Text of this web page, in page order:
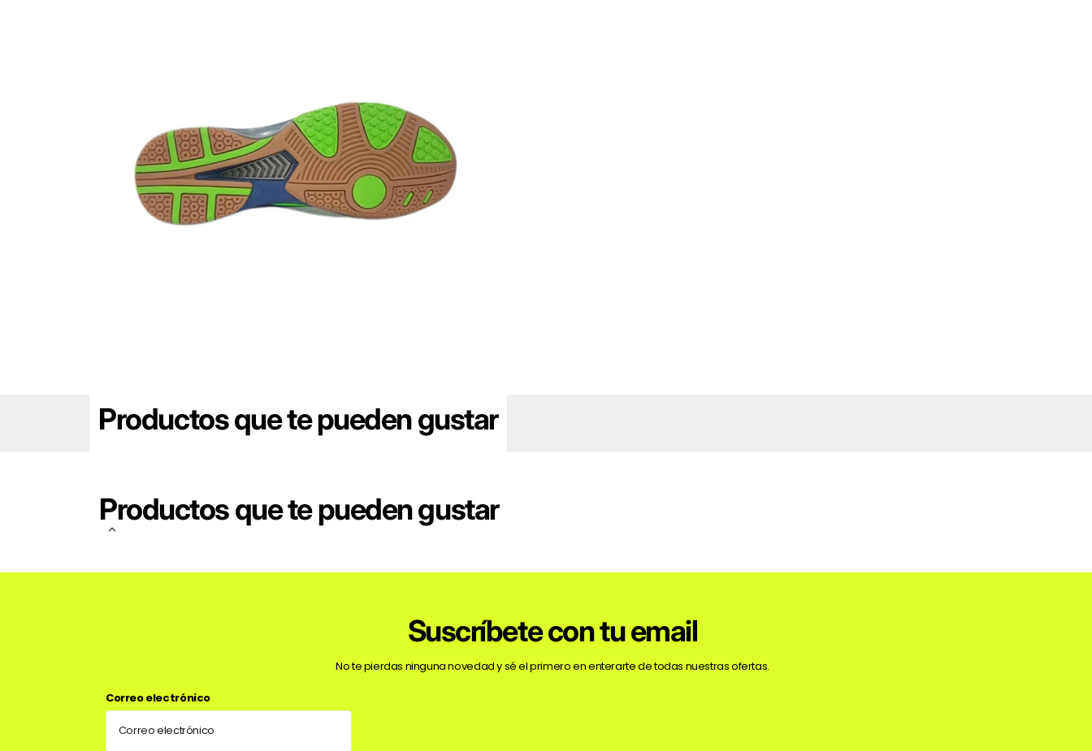
Productos que te pueden gustar
Productos que te pueden gustar
Suscríbete con tu email
No te pierdas ninguna novedad y sé el primero en enterarte de todas nuestras ofertas.
Correo electrónico